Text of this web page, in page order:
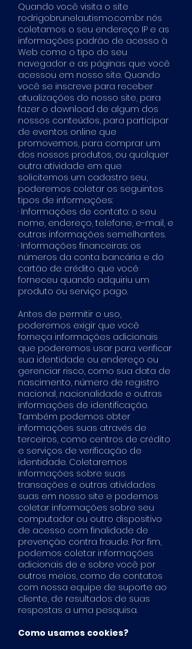
Quando você visita o site
rodrigobrunelautismo.com.br nós
coletamos o seu endereço IP e as
informações padrão de acesso à
Web como o tipo do seu
navegador e as páginas que você
acessou em nosso site. Quando
você se inscreve para receber
atualizações do nosso site, para
fazer o download de algum dos
nossos conteúdos, para participar
de eventos online que
promovemos, para comprar um
dos nossos produtos, ou qualquer
outra atividade em que
solicitemos um cadastro seu,
poderemos coletar os seguintes
tipos de informações:
· Informações de contato: o seu
nome, endereço, telefone, e-mail, e
outras informações semelhantes.
· Informações financeiras: os
números da conta bancária e do
cartão de crédito que você
forneceu quando adquiriu um
produto ou serviço pago.
Antes de permitir o uso,
poderemos exigir que você
forneça informações adicionais
que poderemos usar para verificar
sua identidade ou endereço ou
gerenciar risco, como sua data de
nascimento, número de registro
nacional, nacionalidade e outras
informações de identificação.
Também podemos obter
informações suas através de
terceiros, como centros de crédito
e serviços de verificação de
identidade. Coletaremos
informações sobre suas
transações e outras atividades
suas em nosso site e podemos
coletar informações sobre seu
computador ou outro dispositivo
de acesso com finalidade de
prevenção contra fraude. Por fim,
podemos coletar informações
adicionais de e sobre você por
outros meios, como de contatos
com nossa equipe de suporte ao
cliente, de resultados de suas
respostas a uma pesquisa.
Como usamos cookies?